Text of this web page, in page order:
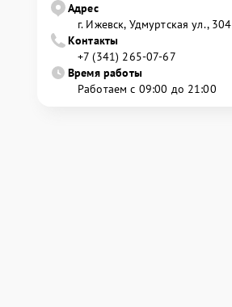
Адрес
г. Ижевск, Удмуртская ул., 304
Контакты
+7 (341) 265-07-67
Время работы
Работаем с 09:00 до 21:00